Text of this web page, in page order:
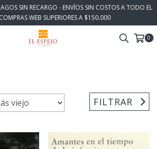
SIN RECARGO - ENVÍOS SIN COSTOS A TODO EL
WEB SUPERIORES A $150.000
0
FILTRAR